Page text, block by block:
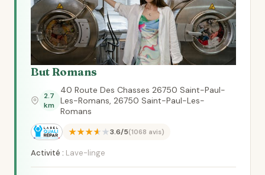
But Romans
2.7
km
40 Route Des Chasses 26750 Saint-Paul-
Les-Romans, 26750 Saint-Paul-Les-
Romans
★★★★★3.6/5(1068 avis)
Activité : Lave-linge